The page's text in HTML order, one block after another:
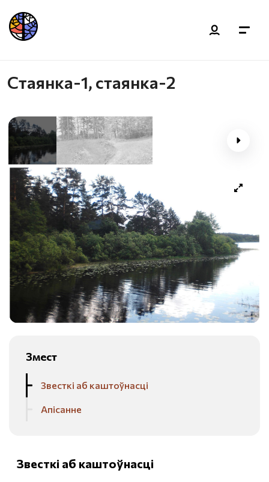
Стаянка-1, стаянка-2
Змест
Звесткі аб каштоўнасці
Апісанне
Звесткі аб каштоўнасці